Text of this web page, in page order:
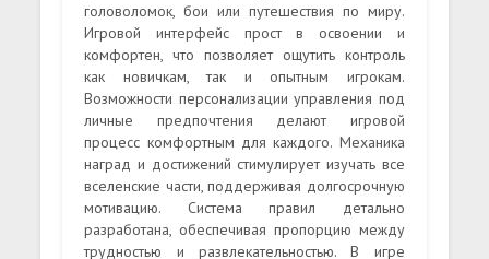
головоломок, бои или путешествия по миру.
Игровой интерфейс прост в освоении и
комфортен, что позволяет ощутить контроль
как новичкам, так и опытным игрокам.
Возможности персонализации управления под
личные предпочтения делают игровой
процесс комфортным для каждого. Механика
наград и достижений стимулирует изучать все
вселенские части, поддерживая долгосрочную
мотивацию. Система правил детально
разработана, обеспечивая пропорцию между
трудностью и развлекательностью. В игре